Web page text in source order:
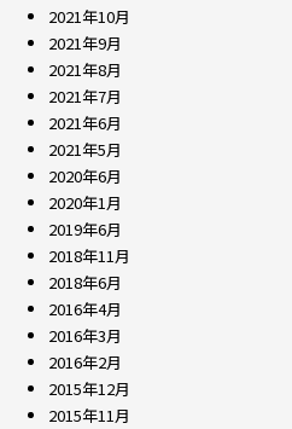
2021年10月
2021年9月
2021年8月
2021年7月
2021年6月
2021年5月
2020年6月
2020年1月
2019年6月
2018年11月
2018年6月
2016年4月
2016年3月
2016年2月
2015年12月
2015年11月